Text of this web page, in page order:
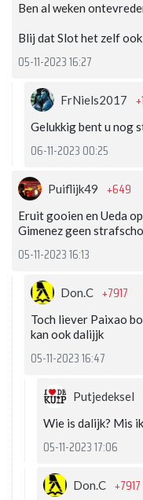
Ben al weken
Blij dat Slot het zelf
05-11-2023 16:27
FrNiels2017
Gelukkig bent u nog
06-11-2023 00:25
Puiflijk49 +649
Eruit gooien en Ueda
Gimenez geen
05-11-2023 16:13
Don.C +7917
Toch liever Paixao
kan ook dalijjk
05-11-2023 16:47
Putjedeksel
Wie is dalijk? Mis
05-11-2023 17:06
Don.C +7917